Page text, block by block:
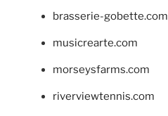
brasserie-gobette.com
musicrearte.com
morseysfarms.com
riverviewtennis.com